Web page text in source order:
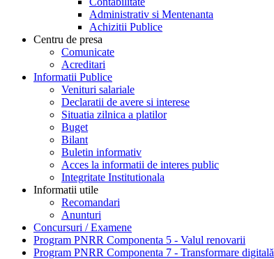
Administrativ si Mentenanta
Achizitii Publice
Centru de presa
Comunicate
Acreditari
Informatii Publice
Venituri salariale
Declaratii de avere si interese
Situatia zilnica a platilor
Buget
Bilant
Buletin informativ
Acces la informatii de interes public
Integritate Institutionala
Informatii utile
Recomandari
Anunturi
Concursuri / Examene
Program PNRR Componenta 5 - Valul renovarii
Program PNRR Componenta 7 - Transformare digitală